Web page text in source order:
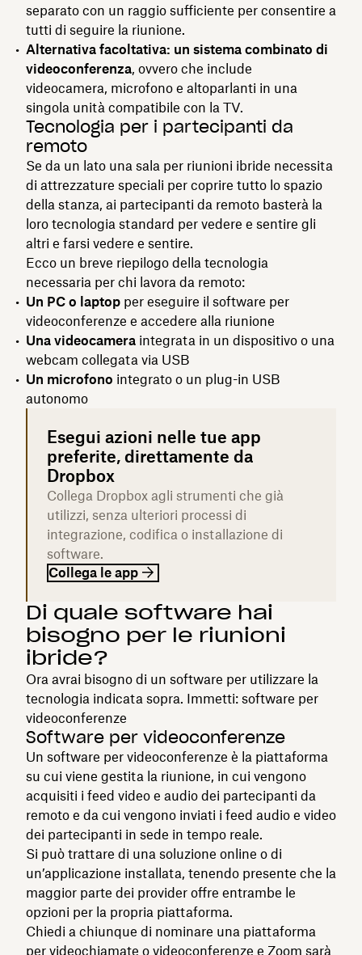
separato con un raggio sufficiente per consentire a
tutti di seguire la riunione.
Alternativa facoltativa: un sistema combinato di
videoconferenza, ovvero che include
videocamera, microfono e altoparlanti in una
singola unità compatibile con la TV.
Tecnologia per i partecipanti da
remoto
Se da un lato una sala per riunioni ibride necessita
di attrezzature speciali per coprire tutto lo spazio
della stanza, ai partecipanti da remoto basterà la
loro tecnologia standard per vedere e sentire gli
altri e farsi vedere e sentire.
Ecco un breve riepilogo della tecnologia
necessaria per chi lavora da remoto:
Un PC o laptop per eseguire il software per
videoconferenze e accedere alla riunione
Una videocamera integrata in un dispositivo o una
webcam collegata via USB
Un microfono integrato o un plug-in USB
autonomo
Esegui azioni nelle tue app
preferite, direttamente da
Dropbox
Collega Dropbox agli strumenti che già
utilizzi, senza ulteriori processi di
integrazione, codifica o installazione di
software.
Collega le app
Di quale software hai
bisogno per le riunioni
ibride?
Ora avrai bisogno di un software per utilizzare la
tecnologia indicata sopra. Immetti: software per
videoconferenze
Software per videoconferenze
Un software per videoconferenze è la piattaforma
su cui viene gestita la riunione, in cui vengono
acquisiti i feed video e audio dei partecipanti da
remoto e da cui vengono inviati i feed audio e video
dei partecipanti in sede in tempo reale.
Si può trattare di una soluzione online o di
un’applicazione installata, tenendo presente che la
maggior parte dei provider offre entrambe le
opzioni per la propria piattaforma.
Chiedi a chiunque di nominare una piattaforma
per videochiamate o videoconferenze e Zoom sarà